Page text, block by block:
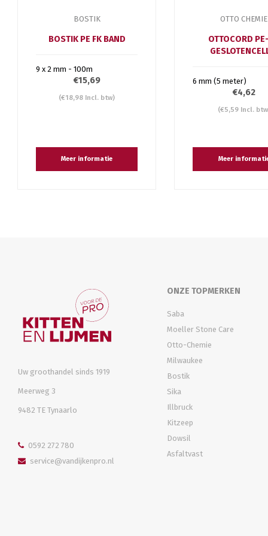
BOSTIK
BOSTIK PE FK BAND
9 x 2 mm - 100m
€15,69
(€18,98 Incl. btw)
Meer informatie
OTTO CHEMIE
OTTOCORD
6 mm (5 meter)
€4,62
(€5,59 Incl.
Meer
Uw groothandel sinds 1919
Meerweg 3
9482 TE Tynaarlo
0592 272 780
service@vandijkenpro.nl
ONZE TOPMERKEN
Saba
Moeller Stone Care
Otto-Chemie
Milwaukee
Bostik
Sika
Illbruck
Kitzeep
Dowsil
Asfaltvast